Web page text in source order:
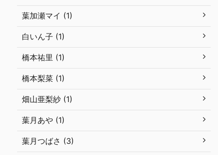
葉加瀬マイ (1)
白いん子 (1)
橋本祐里 (1)
橋本梨菜 (1)
畑山亜梨紗 (1)
葉月あや (1)
葉月つばさ (3)